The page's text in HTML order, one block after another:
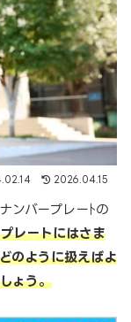
2026.04.15
ンバープレーﾄの
レートにはさま
のように扱えばよ
ょう。